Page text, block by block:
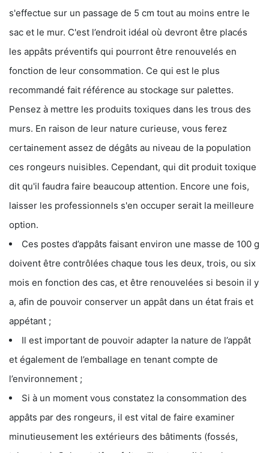
s'effectue sur un passage de 5 cm tout au moins entre le
sac et le mur. C'est l’endroit idéal où devront être placés
les appâts préventifs qui pourront être renouvelés en
fonction de leur consommation. Ce qui est le plus
recommandé fait référence au stockage sur palettes.
Pensez à mettre les produits toxiques dans les trous des
murs. En raison de leur nature curieuse, vous ferez
certainement assez de dégâts au niveau de la population
ces rongeurs nuisibles. Cependant, qui dit produit toxique
dit qu'il faudra faire beaucoup attention. Encore une fois,
laisser les professionnels s'en occuper serait la meilleure
option.
Ces postes d’appâts faisant environ une masse de 100 g
doivent être contrôlées chaque tous les deux, trois, ou six
mois en fonction des cas, et être renouvelées si besoin il y
a, afin de pouvoir conserver un appât dans un état frais et
appétant ;
Il est important de pouvoir adapter la nature de l’appât
et également de l’emballage en tenant compte de
l’environnement ;
Si à un moment vous constatez la consommation des
appâts par des rongeurs, il est vital de faire examiner
minutieusement les extérieurs des bâtiments (fossés,